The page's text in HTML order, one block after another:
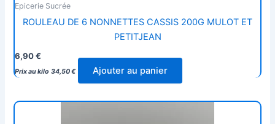
Epicerie Sucrée
ROULEAU DE 6 NONNETTES CASSIS 200G MULOT ET
PETITJEAN
6,90€
Prix au kilo 34,50€ Ajouter au panier